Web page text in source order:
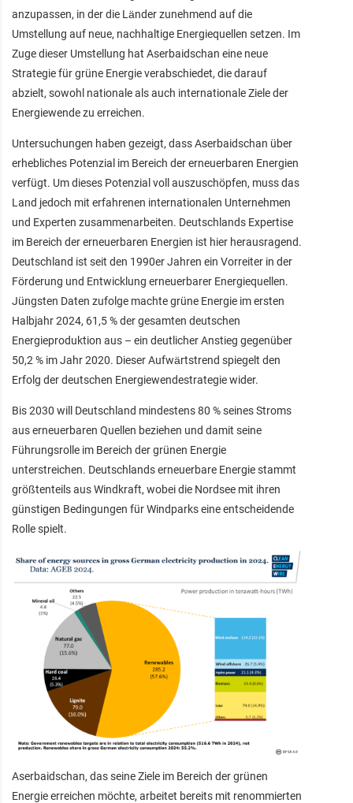
anzupassen, in der die Länder zunehmend auf die
Umstellung auf neue, nachhaltige Energiequellen setzen. Im
Zuge dieser Umstellung hat Aserbaidschan eine neue
Strategie für grüne Energie verabschiedet, die darauf
abzielt, sowohl nationale als auch internationale Ziele der
Energiewende zu erreichen.
Untersuchungen haben gezeigt, dass Aserbaidschan über
erhebliches Potenzial im Bereich der erneuerbaren Energien
verfügt. Um dieses Potenzial voll auszuschöpfen, muss das
Land jedoch mit erfahrenen internationalen Unternehmen
und Experten zusammenarbeiten. Deutschlands Expertise
im Bereich der erneuerbaren Energien ist hier herausragend.
Deutschland ist seit den 1990er Jahren ein Vorreiter in der
Förderung und Entwicklung erneuerbarer Energiequellen.
Jüngsten Daten zufolge machte grüne Energie im ersten
Halbjahr 2024, 61,5 % der gesamten deutschen
Energieproduktion aus – ein deutlicher Anstieg gegenüber
50,2 % im Jahr 2020. Dieser Aufwärtstrend spiegelt den
Erfolg der deutschen Energiewendestrategie wider.
Bis 2030 will Deutschland mindestens 80 % seines Stroms
aus erneuerbaren Quellen beziehen und damit seine
Führungsrolle im Bereich der grünen Energie
unterstreichen. Deutschlands erneuerbare Energie stammt
größtenteils aus Windkraft, wobei die Nordsee mit ihren
günstigen Bedingungen für Windparks eine entscheidende
Rolle spielt.
Aserbaidschan, das seine Ziele im Bereich der grünen
Energie erreichen möchte, arbeitet bereits mit renommierten